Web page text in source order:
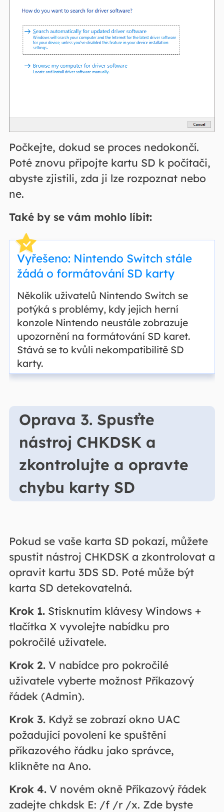
Počkejte, dokud se proces nedokončí.
Poté znovu připojte kartu SD k počítači,
abyste zjistili, zda ji lze rozpoznat nebo
ne.
Také by se vám mohlo líbit:
Vyřešeno: Nintendo Switch stále
žádá o formátování SD karty
Několik uživatelů Nintendo Switch se
potýká s problémy, kdy jejich herní
konzole Nintendo neustále zobrazuje
upozornění na formátování SD karet.
Stává se to kvůli nekompatibilitě SD
karty.
Oprava 3. Spusťte
nástroj CHKDSK a
zkontrolujte a opravte
chybu karty SD
Pokud se vaše karta SD pokazí, můžete
spustit nástroj CHKDSK a zkontrolovat a
opravit kartu 3DS SD. Poté může být
karta SD detekovatelná.
Krok 1.Stisknutím klávesy Windows +
tlačítka X vyvolejte nabídku pro
pokročilé uživatele.
Krok 2.V nabídce pro pokročilé
uživatele vyberte možnost Příkazový
řádek (Admin).
Krok 3.Když se zobrazí okno UAC
požadující povolení ke spuštění
příkazového řádku jako správce,
klikněte na Ano.
Krok 4.V novém okně Příkazový řádek
zadejte chkdsk E: /f /r /x. Zde byste